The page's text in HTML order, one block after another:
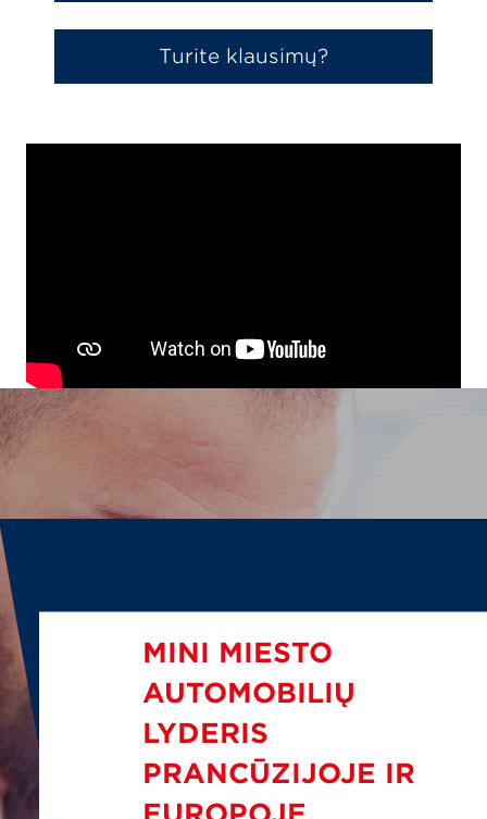
Turite klausimų?
MINI MIESTO
AUTOMOBILIŲ
LYDERIS
PRANCŪZIJOJE IR